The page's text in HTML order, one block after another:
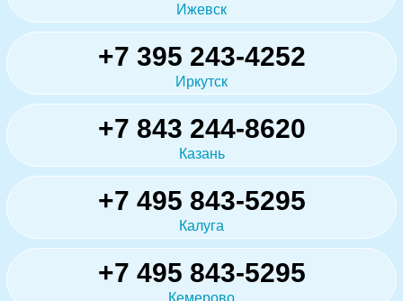
Ижевск
+7 395 243-4252
Иркутск
+7 843 244-8620
Казань
+7 495 843-5295
Калуга
+7 495 843-5295
Кемерово